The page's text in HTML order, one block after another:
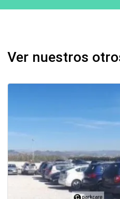
Ver nuestros